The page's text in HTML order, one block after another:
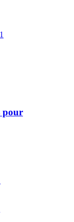
pour